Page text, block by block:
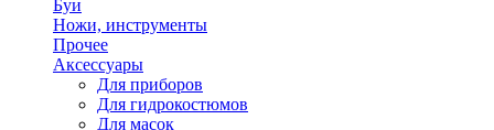
Буи
Ножи, инструменты
Прочее
Аксессуары
Для приборов
Для гидрокостюмов
Для масок